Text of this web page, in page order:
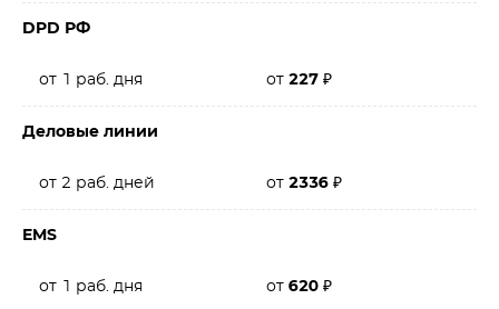
DPD РФ
от 1 раб. дня от 227 ₽
Деловые линии
от 2 раб. дней от 2336 ₽
EMS
от 1 раб. дня от 620 ₽